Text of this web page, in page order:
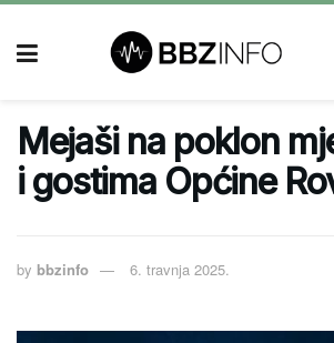
Mejaši na poklon
i gostima Općine
by bbzinfo 6. travnja 2025.